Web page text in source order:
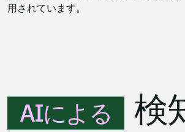
用されています。
AIによる
検